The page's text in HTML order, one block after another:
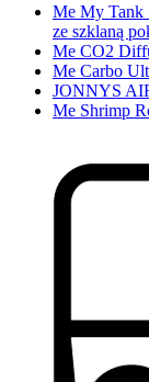
Me My Tank
ze szklaną
Me CO2
Me Carbo
JONNYS
Me Shrimp